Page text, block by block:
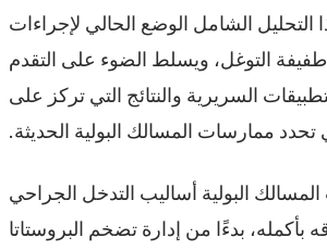
الشامل الوضع الحالي لإجراءات
طفيفة التوغل، ويسلط الضوء على التقدم
السريرية والنتائج التي تركز على
تحدد ممارسات المسالك البولية الحديثة.
البولية أساليب التدخل الجراحي
بأكمله، بدءًا من إدارة تضخم البروستاتا